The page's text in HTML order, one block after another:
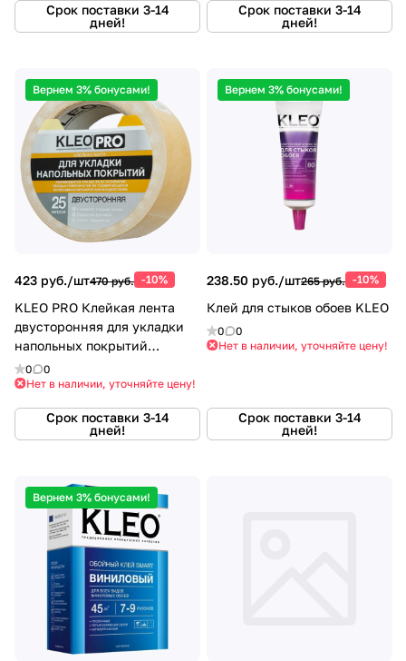
Срок поставки 3-14
дней!
Срок поставки 3-14
дней!
Вернем 3% бонусами!
423 руб./шт470 руб. -10%
KLEO PRO Клейкая лента
двусторонняя для укладки
напольных покрытий
48мм*25м
0
0
Нет в наличии, уточняйте цену!
Срок поставки 3-14
дней!
Вернем 3% бонусами!
238.50 руб./шт265 руб. -10%
Клей для стыков обоев KLEO
0
0
Нет в наличии, уточняйте цену!
Срок поставки 3-14
дней!
Вернем 3% бонусами!